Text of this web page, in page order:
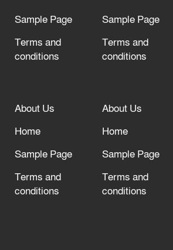
Sample Page
Terms and
conditions
Sample Page
Terms and
conditions
About Us
Home
Sample Page
Terms and
conditions
About Us
Home
Sample Page
Terms and
conditions